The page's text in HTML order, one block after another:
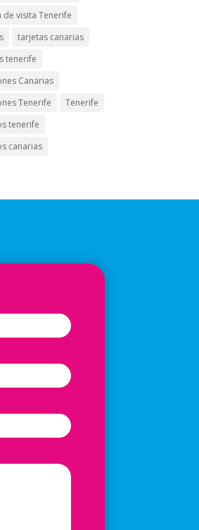
de visita Tenerife
tarjetas canarias
tenerife
Canarias
Tenerife
Tenerife
tenerife
canarias